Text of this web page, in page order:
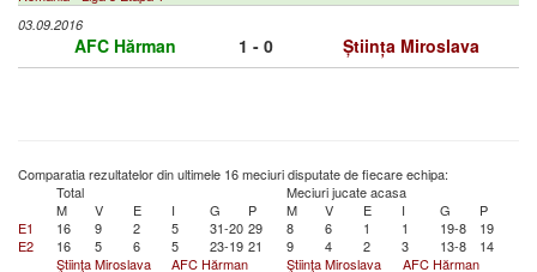
03.09.2016
AFC Hărman 1 - 0 Știința Miroslava
Comparatia rezultatelor din ultimele 16 meciuri disputate de fiecare echipa:
Total
Meciuri jucate acasa
M
V E I G P M V E I G
P
E1
16 9 2 5 31-20 29 8 6 1 1 19-8
19
E2
16 5 6 5 23-19 21 9 4 2 3 13-8
14
Ştiinţa Miroslava
AFC Hărman Ştiinţa Miroslava
AFC Hărman